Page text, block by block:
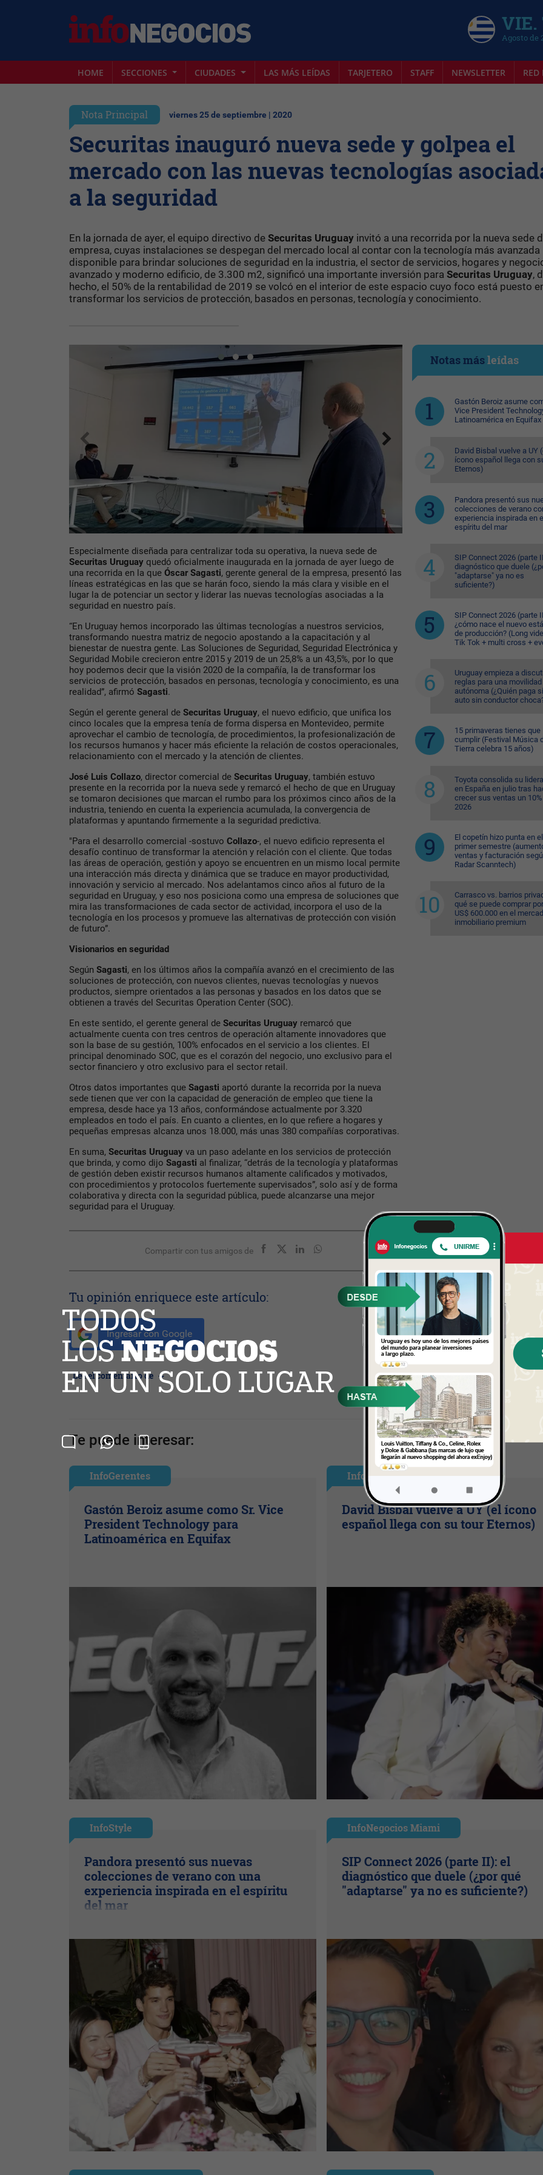
VIE.
Agosto de
HOME SECCIONES CIUDADES LAS MÁS LEÍDAS TARJETERO STAFF NEWSLETTER RED
Nota Principal viernes 25 de septiembre | 2020
Securitas inauguró nueva sede y golpea el
mercado con las nuevas tecnologías
a la seguridad
En la jornada de ayer, el equipo directivo de Securitas Uruguay invitó a una recorrida por la nueva sede
empresa, cuyas instalaciones se despegan del mercado local al contar con la tecnología más avanzada
disponible para brindar soluciones de seguridad en la industria, el sector de servicios, hogares y
avanzado y moderno edificio, de 3.300 m2, significó una importante inversión para Securitas Uruguay,
hecho, el 50% de la rentabilidad de 2019 se volcó en el interior de este espacio cuyo foco está puesto
transformar los servicios de protección, basados en personas, tecnología y conocimiento.
Especialmente diseñada para centralizar toda su operativa, la nueva sede de
Securitas Uruguay quedó oficialmente inaugurada en la jornada de ayer luego de
una recorrida en la que Óscar Sagasti, gerente general de la empresa, presentó las
líneas estratégicas en las que se harán foco, siendo la más clara y visible en el
lugar la de potenciar un sector y liderar las nuevas tecnologías asociadas a la
seguridad en nuestro país.
“En Uruguay hemos incorporado las últimas tecnologías a nuestros servicios,
transformando nuestra matriz de negocio apostando a la capacitación y al
bienestar de nuestra gente. Las Soluciones de Seguridad, Seguridad Electrónica y
Seguridad Mobile crecieron entre 2015 y 2019 de un 25,8% a un 43,5%, por lo que
hoy podemos decir que la visión 2020 de la compañía, la de transformar los
servicios de protección, basados en personas, tecnología y conocimiento, es una
realidad”, afirmó Sagasti.
Según el gerente general de Securitas Uruguay, el nuevo edificio, que unifica los
cinco locales que la empresa tenía de forma dispersa en Montevideo, permite
aprovechar el cambio de tecnología, de procedimientos, la profesionalización de
los recursos humanos y hacer más eficiente la relación de costos operacionales,
relacionamiento con el mercado y la atención de clientes.
José Luis Collazo, director comercial de Securitas Uruguay, también estuvo
presente en la recorrida por la nueva sede y remarcó el hecho de que en Uruguay
se tomaron decisiones que marcan el rumbo para los próximos cinco años de la
industria, teniendo en cuenta la experiencia acumulada, la convergencia de
plataformas y apuntando firmemente a la seguridad predictiva.
"Para el desarrollo comercial -sostuvo Collazo-, el nuevo edificio representa el
desafío continuo de transformar la atención y relación con el cliente. Que todas
las áreas de operación, gestión y apoyo se encuentren en un mismo local permite
una interacción más directa y dinámica que se traduce en mayor productividad,
innovación y servicio al mercado. Nos adelantamos cinco años al futuro de la
seguridad en Uruguay, y eso nos posiciona como una empresa de soluciones que
mira las transformaciones de cada sector de actividad, incorpora el uso de la
tecnología en los procesos y promueve las alternativas de protección con visión
de futuro”.
Visionarios en seguridad
Según Sagasti, en los últimos años la compañía avanzó en el crecimiento de las
soluciones de protección, con nuevos clientes, nuevas tecnologías y nuevos
productos, siempre orientados a las personas y basados en los datos que se
obtienen a través del Securitas Operation Center (SOC).
En este sentido, el gerente general de Securitas Uruguay remarcó que
actualmente cuenta con tres centros de operación altamente innovadores que
son la base de su gestión, 100% enfocados en el servicio a los clientes. El
principal denominado SOC, que es el corazón del negocio, uno exclusivo para el
sector financiero y otro exclusivo para el sector retail.
Otros datos importantes que Sagasti aportó durante la recorrida por la nueva
sede tienen que ver con la capacidad de generación de empleo que tiene la
empresa, desde hace ya 13 años, conformándose actualmente por 3.320
empleados en todo el país. En cuanto a clientes, en lo que refiere a hogares y
pequeñas empresas alcanza unos 18.000, más unas 380 compañías corporativas.
En suma, Securitas Uruguay va un paso adelante en los servicios de protección
que brinda, y como dijo Sagasti al finalizar, “detrás de la tecnología y plataformas
de gestión deben existir recursos humanos altamente calificados y motivados,
con procedimientos y protocolos fuertemente supervisados”, solo así y de forma
colaborativa y directa con la seguridad pública, puede alcanzarse una mejor
seguridad para el Uruguay.
Compartir con tus amigos de
Tu opinión enriquece este artículo:
Ingresar con Google
Leé el comentario de
Notas másleídas
Gastón Beroiz asume
Vice President
Latinoamérica en Equifax
David Bisbal vuelve a UY
ícono español llega con
Eternos)
Pandora presentó sus
colecciones de verano
experiencia inspirada en el
espíritu del mar
SIP Connect 2026 (parte
diagnóstico que duele
"adaptarse" ya no es
suficiente?)
SIP Connect 2026 (parte
¿cómo nace el nuevo
de producción? (Long
Tik Tok + multi cross +
Uruguay empieza a
reglas para una movilidad
autónoma (¿Quién paga
auto sin conductor
15 primaveras tienes que
cumplir (Festival Música
Tierra celebra 15 años)
Toyota consolida su
en España en julio tras
crecer sus ventas un
2026
El copetín hizo punta en el
primer semestre
ventas y facturación
Radar Scanntech)
Carrasco vs. barrios
qué se puede comprar
US$ 600.000 en el
inmobiliario premium
Te puede interesar:
InfoGerentes
Gastón Beroiz asume como Sr. Vice
President Technology para
Latinoamérica en Equifax
InfoShow
David Bisbal vuelve a UY (el ícono
español llega con su tour Eternos)
InfoStyle
Pandora presentó sus nuevas
colecciones de verano con una
experiencia inspirada en el espíritu
del mar
InfoNegocios Miami
SIP Connect 2026 (parte II): el
diagnóstico que duele (¿por qué
"adaptarse" ya no es suficiente?)